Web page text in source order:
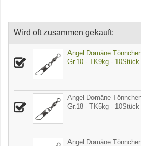
Wird oft zusammen gekauft:
Angel Domäne
Gr.10 - TK9kg - 10Stück
Angel Domäne
Gr.18 - TK5kg - 10Stück
Angel Domäne